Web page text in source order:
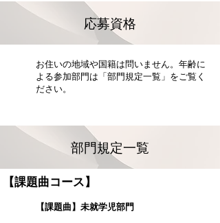
応募資格
お住いの地域や国籍は問いません。年齢に
よる参加部門は「部門規定一覧」をご覧く
ださい。
部門規定一覧
【課題曲コース】
【課題曲】未就学児部門